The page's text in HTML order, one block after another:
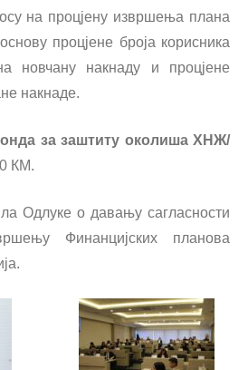
на процјену извршења плана
процјене броја корисника
новчану накнаду и процјене
накнаде.
за заштиту околиша ХНЖ/
КМ.
Одлуке о давању сагласности
Финанцијских планова